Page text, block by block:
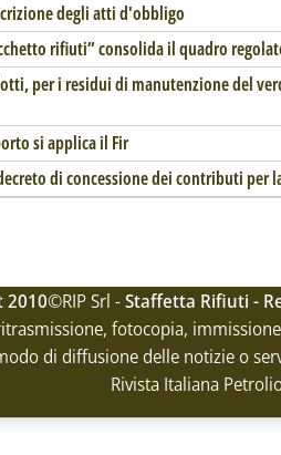
degli atti d'obbligo
rifiuti” consolida il quadro
per i residui di manutenzione del
si applica il Fir
di concessione dei contributi per
2010©RIP Srl -Staffetta Rifiuti -
fotocopia,
di diffusione delle notizie o
Rivista Italiana